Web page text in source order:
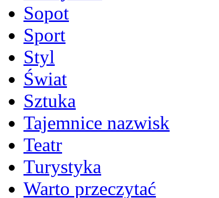
Sopot
Sport
Styl
Świat
Sztuka
Tajemnice nazwisk
Teatr
Turystyka
Warto przeczytać